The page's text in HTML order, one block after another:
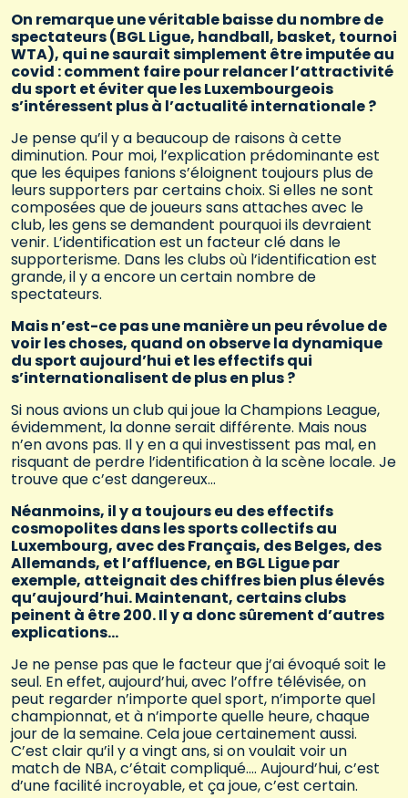
On remarque une véritable baisse du nombre de
spectateurs (BGL Ligue, handball, basket, tournoi
WTA), qui ne saurait simplement être imputée au
covid : comment faire pour relancer l’attractivité
du sport et éviter que les Luxembourgeois
s’intéressent plus à l’actualité internationale ?
Je pense qu’il y a beaucoup de raisons à cette
diminution. Pour moi, l’explication prédominante est
que les équipes fanions s’éloignent toujours plus de
leurs supporters par certains choix. Si elles ne sont
composées que de joueurs sans attaches avec le
club, les gens se demandent pourquoi ils devraient
venir. L’identification est un facteur clé dans le
supporterisme. Dans les clubs où l’identification est
grande, il y a encore un certain nombre de
spectateurs.
Mais n’est-ce pas une manière un peu révolue de
voir les choses, quand on observe la dynamique
du sport aujourd’hui et les effectifs qui
s’internationalisent de plus en plus ?
Si nous avions un club qui joue la Champions League,
évidemment, la donne serait différente. Mais nous
n’en avons pas. Il y en a qui investissent pas mal, en
risquant de perdre l’identification à la scène locale. Je
trouve que c’est dangereux…
Néanmoins, il y a toujours eu des effectifs
cosmopolites dans les sports collectifs au
Luxembourg, avec des Français, des Belges, des
Allemands, et l’affluence, en BGL Ligue par
exemple, atteignait des chiffres bien plus élevés
qu’aujourd’hui. Maintenant, certains clubs
peinent à être 200. Il y a donc sûrement d’autres
explications…
Je ne pense pas que le facteur que j’ai évoqué soit le
seul. En effet, aujourd’hui, avec l’offre télévisée, on
peut regarder n’importe quel sport, n’importe quel
championnat, et à n’importe quelle heure, chaque
jour de la semaine. Cela joue certainement aussi.
C’est clair qu’il y a vingt ans, si on voulait voir un
match de NBA, c’était compliqué…. Aujourd’hui, c’est
d’une facilité incroyable, et ça joue, c’est certain.